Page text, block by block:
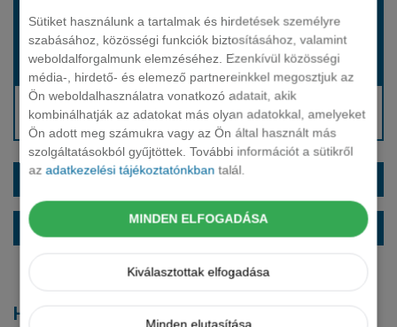
Sütiket használunk a tartalmak és hirdetések személyre
szabásához, közösségi funkciók biztosításához, valamint
weboldalforgalmunk elemzéséhez. Ezenkívül közösségi
média-, hirdető- és elemező partnereinkkel megosztjuk az
Ön weboldalhasználatra vonatkozó adatait, akik
kombinálhatják az adatokat más olyan adatokkal, amelyeket
Ön adott meg számukra vagy az Ön által használt más
szolgáltatásokból gyűjtöttek. További információt a sütikről
azadatkezelési tájékoztatónkban talál.
MINDEN ELFOGADÁSA
Kiválasztottak elfogadása
Minden elutasítása
Hívjon bennünket!
Hívjon bennünket!
Hívjon: +36 1 888 0088
Kérjen visszahívást!
EXTRÁK ÉS SZÍNEK
ALAPFELSZERELTSÉG
Hasonló modellek